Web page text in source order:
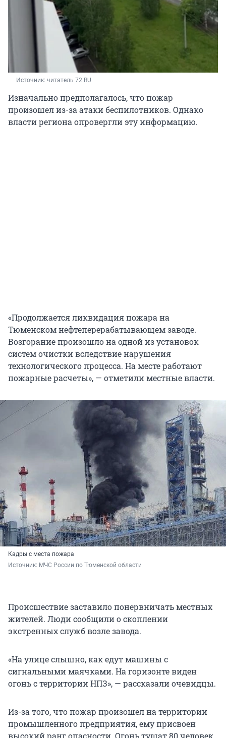
Источник: читатель 72.RU
Изначально предполагалось, что пожар
произошел из-за атаки беспилотников. Однако
власти региона опровергли эту информацию.
«Продолжается ликвидация пожара на
Тюменском нефтеперерабатывающем заводе.
Возгорание произошло на одной из установок
систем очистки вследствие нарушения
технологического процесса. На месте работают
пожарные расчеты», — отметили местные власти.
Кадры с места пожара
Источник: МЧС России по Тюменской области
Происшествие заставило понервничать местных
жителей. Люди сообщили о скоплении
экстренных служб возле завода.
«На улице слышно, как едут машины с
сигнальными маячками. На горизонте виден
огонь с территории НПЗ», — рассказали очевидцы.
Из-за того, что пожар произошел на территории
промышленного предприятия, ему присвоен